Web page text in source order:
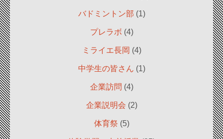
バドミントン部 (1)
プレラボ (4)
ミライエ長岡 (4)
中学生の皆さん (1)
企業訪問 (4)
企業説明会 (2)
体育祭 (5)